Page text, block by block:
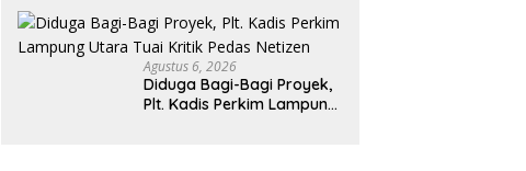
Mobilitas Warga Lebih
Aman dan Nyaman
Agustus 6, 2026
Diduga Bagi-Bagi Proyek,
Plt. Kadis Perkim Lampung